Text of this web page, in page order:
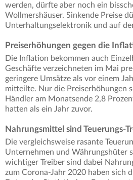
werden, dürfte aber noch ein
Wollmershäuser. Sinkende Preise
Unterhaltungselektronik und auf
Preiserhöhungen gegen die
Die Inflation bekommen auch
Geschäfte verzeichneten im Mai
geringere Umsätze als vor einem
mitteilte. Nur die Preiserhöhungen
Händler am Monatsende 2,8
hatten als ein Jahr zuvor.
Nahrungsmittel sind Teuerungs-
Die vergleichsweise rasante
Unternehmen und Währungshüter
wichtiger Treiber sind dabei
zum Corona-Jahr 2020 haben sich